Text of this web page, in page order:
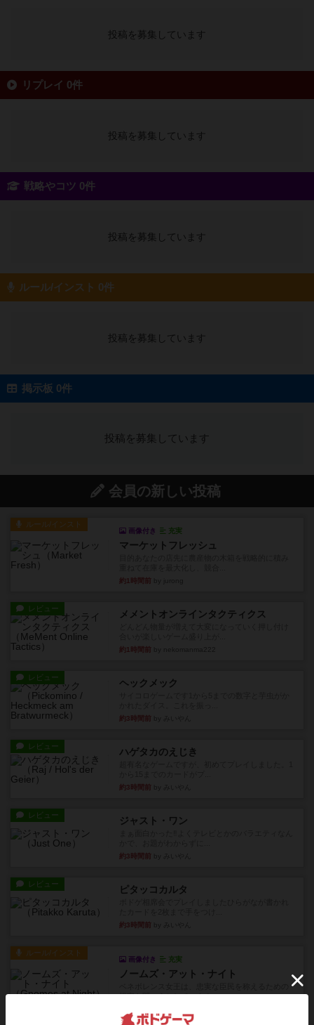
投稿を募集しています
リプレイ 0件
投稿を募集しています
戦略やコツ 0件
投稿を募集しています
ルール/インスト 0件
投稿を募集しています
掲示板 0件
投稿を募集しています
会員の新しい投稿
ルール/インスト
画像付き 充実
マーケットフレッシュ
約1時間前
レビュー メメントオンラインタクティクス
約1時間前
レビュー ヘックメック
約3時間前
レビュー ハゲタカのえじき
約3時間前
レビュー ジャスト・ワン
約3時間前
レビュー ピタッコカルタ
約3時間前
ルール/インスト
画像付き 充実
ノームズ・アット・ナイト
祝宴を開こうとしています。...